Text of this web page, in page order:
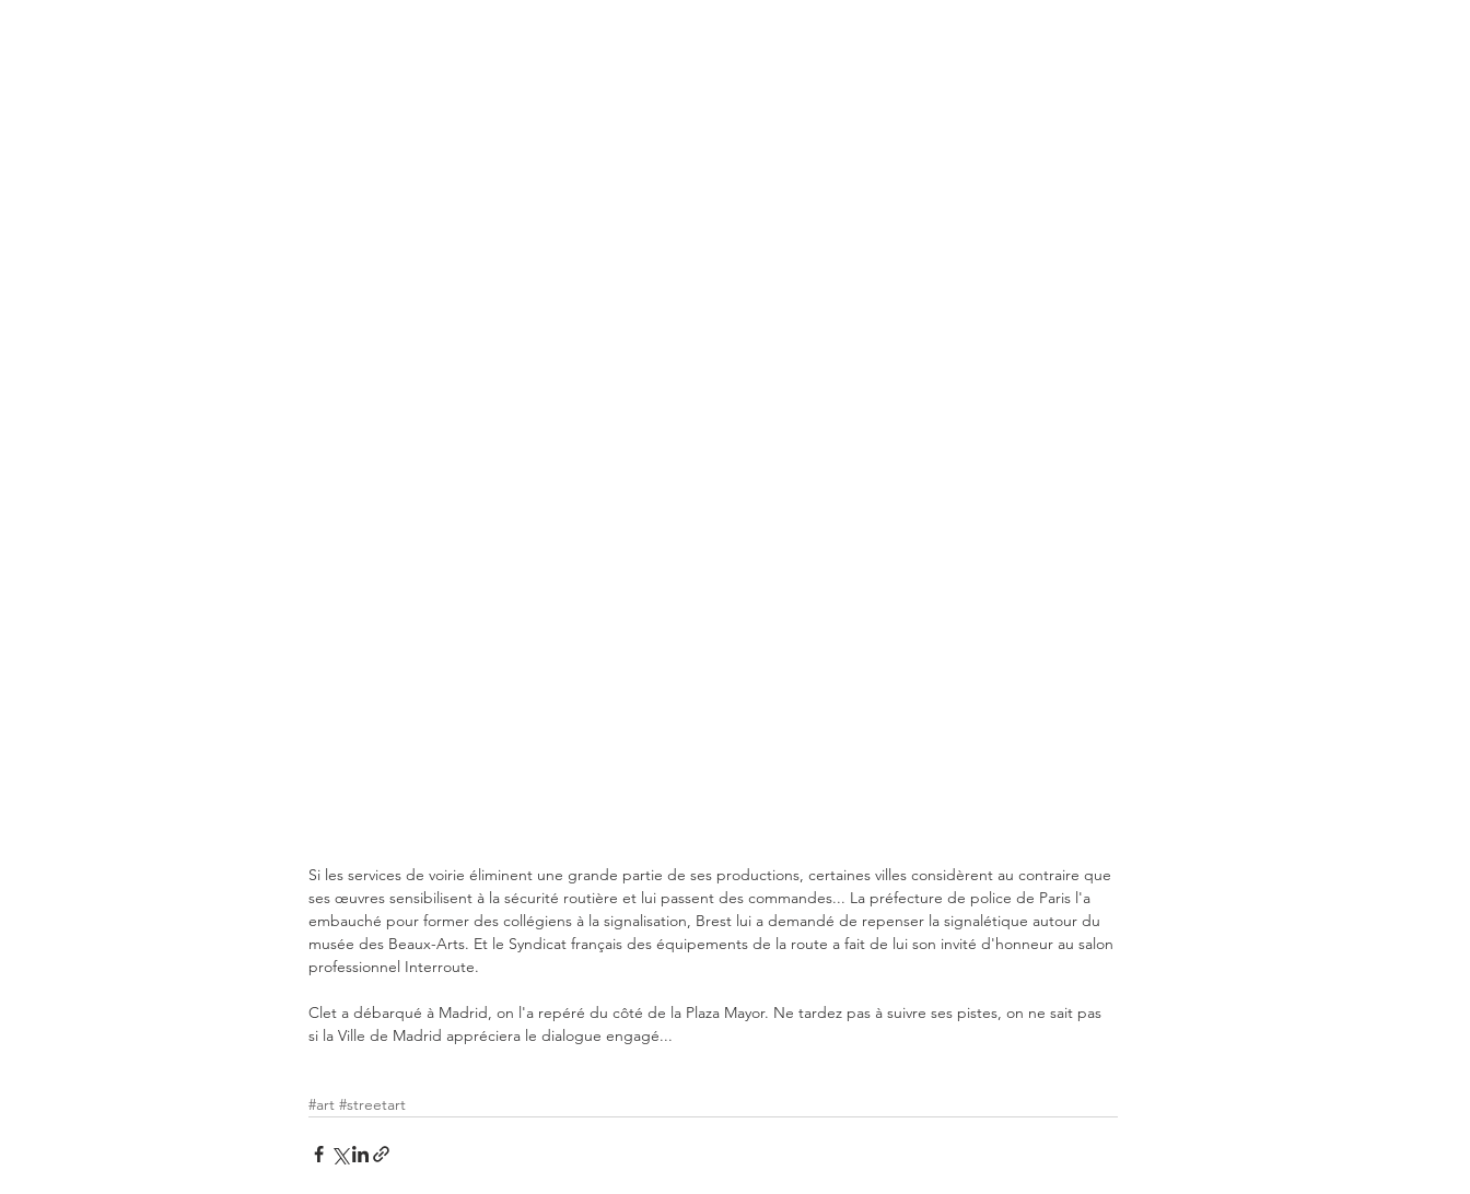
Si les services de voirie éliminent une grande partie de ses productions, certaines villes considèrent au contraire que
ses œuvres sensibilisent à la sécurité routière et lui passent des commandes... La préfecture de police de Paris l'a
embauché pour former des collégiens à la signalisation, Brest lui a demandé de repenser la signalétique autour du
musée des Beaux-Arts. Et le Syndicat français des équipements de la route a fait de lui son invité d'honneur au salon
professionnel Interroute.
Clet a débarqué à Madrid, on l'a repéré du côté de la Plaza Mayor. Ne tardez pas à suivre ses pistes, on ne sait pas
si la Ville de Madrid appréciera le dialogue engagé...
#art #streetart